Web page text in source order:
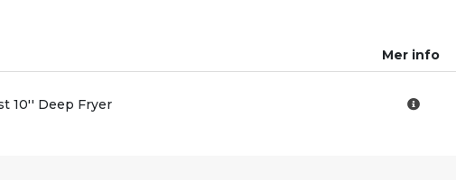
Mer info
10'' Deep Fryer